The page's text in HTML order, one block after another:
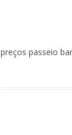
preços passeio